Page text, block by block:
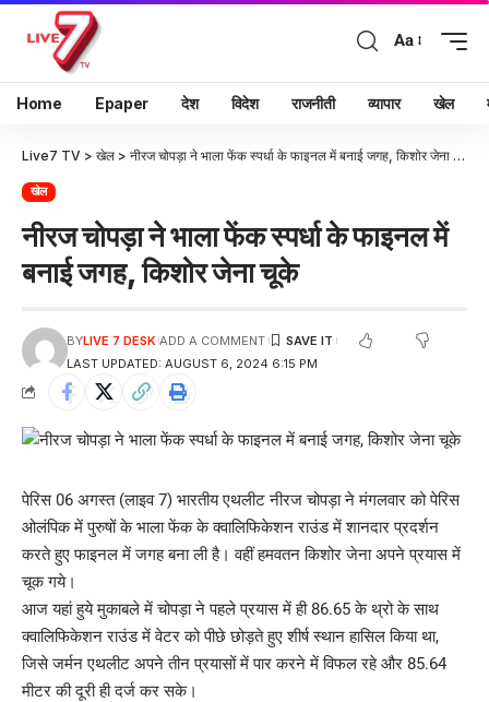
Aa
Home Epaper देश विदेश राजनीती व्यापार खेल
Live7 TV > खेल > नीरज चोपड़ा ने भाला फेंक स्पर्धा के फाइनल में बनाई जगह, किशोर जेना चूके
खेल
नीरज चोपड़ा ने भाला फेंक स्पर्धा के फाइनल में
बनाई जगह, किशोर जेना चूके
LAST UPDATED: AUGUST 6, 2024 6:15 PM
BYLIVE 7 DESK ADD A COMMENT
पेरिस 06 अगस्त (लाइव 7) भारतीय एथलीट नीरज चोपड़ा ने मंगलवार को पेरिस
ओलंपिक में पुरुषों के भाला फेंक के क्वालिफिकेशन राउंड में शानदार प्रदर्शन
करते हुए फाइनल में जगह बना ली है। वहीं हमवतन किशोर जेना अपने प्रयास में
चूक गये।
आज यहां हुये मुकाबले में चोपड़ा ने पहले प्रयास में ही 86.65 के थ्रो के साथ
क्वालिफिकेशन राउंड में वेटर को पीछे छोड़ते हुए शीर्ष स्थान हासिल किया था,
जिसे जर्मन एथलीट अपने तीन प्रयासों में पार करने में विफल रहे और 85.64
मीटर की दूरी ही दर्ज कर सके।